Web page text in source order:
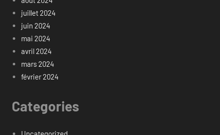
juillet 2024
juin 2024
mai 2024
avril 2024
mars 2024
février 2024
Categories